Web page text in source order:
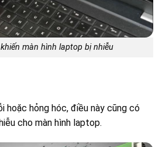
màn hình laptop bị nhiễu
hoặc hỏng hóc, điều này cũng có
cho màn hình laptop.